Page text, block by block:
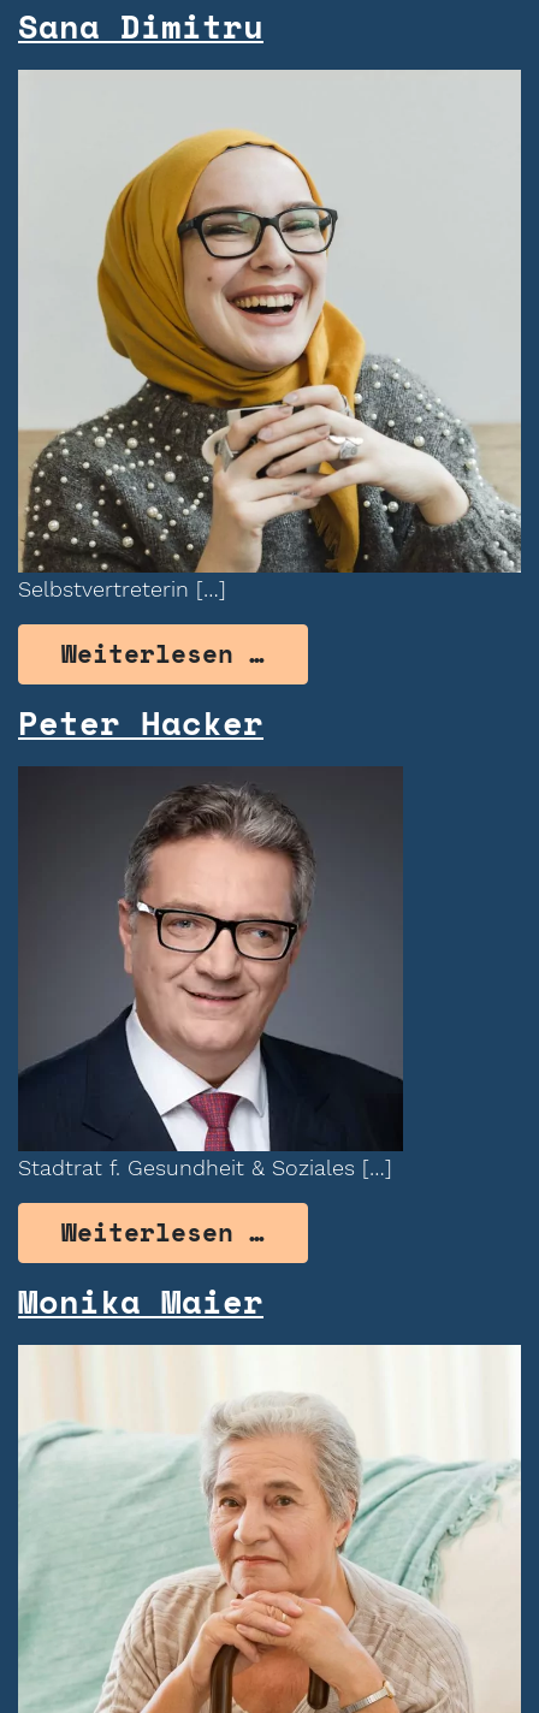
Sana Dimitru
Selbstvertreterin […]
Weiterlesen …from Sana Dimitru
Peter Hacker
Stadtrat f. Gesundheit & Soziales […]
Weiterlesen …from Peter Hacker
Monika Maier